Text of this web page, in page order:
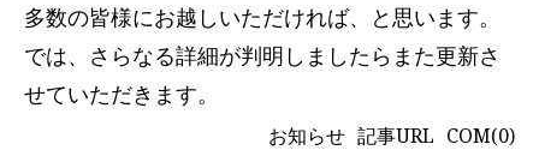
多数の皆様にお越しいただければ、と思います。
では、さらなる詳細が判明しましたらまた更新さ
せていただきます。
お知らせ 記事URL COM(0)